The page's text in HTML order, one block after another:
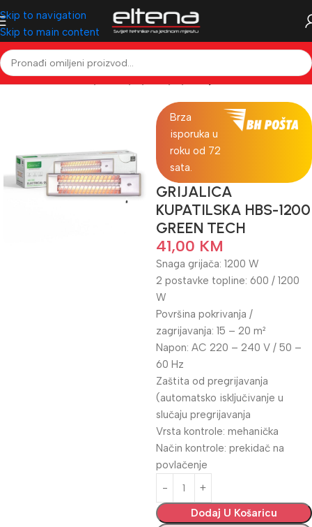
Skip to navigation
Skip to main content
Početna Klimatizacija & Grijanje Grijanje Grijalice
Brza
isporuka u
roku od 72
sata.
GRIJALICA
KUPATILSKA HBS-1200
GREEN TECH
41,00 KM
Snaga grijača: 1200 W
2 postavke topline: 600 / 1200
W
Površina pokrivanja /
zagrijavanja: 15 – 20 m²
Napon: AC 220 – 240 V / 50 –
60 Hz
Zaštita od pregrijavanja
(automatsko isključivanje u
slučaju pregrijavanja
Vrsta kontrole: mehanička
Način kontrole: prekidač na
povlačenje
Dodaj U Košaricu